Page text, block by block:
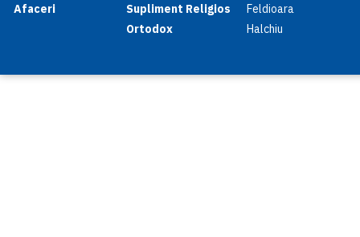
Afaceri
Supliment Religios
Ortodox
Feldioara
Halchiu